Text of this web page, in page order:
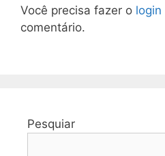
Você precisa fazer o login
comentário.
Pesquiar